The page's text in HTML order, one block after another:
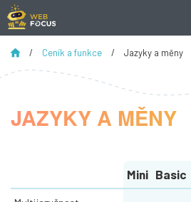
JAZYKY A MĚNY
/ Ceník a funkce / Jazyky a měny
Mini Basic